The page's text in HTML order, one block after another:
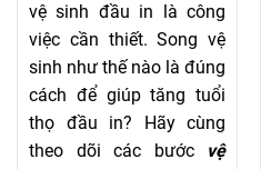
vệ sinh đầu in là công
việc cần thiết. Song vệ
sinh như thế nào là đúng
cách để giúp tăng tuổi
thọ đầu in? Hãy cùng
theo dõi các bướcvệ